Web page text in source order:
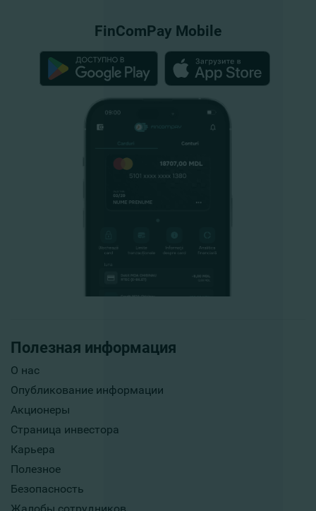
Полезная информация
О нас
Опубликование информации
Акционеры
Страница инвестора
Карьера
Полезное
Безопасность
FinComPay Mobile